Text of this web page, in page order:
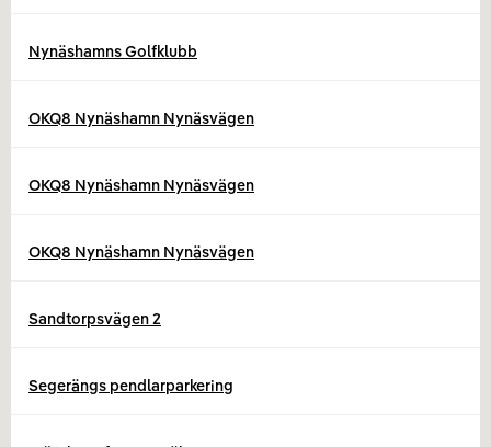
Nynäshamns Golfklubb
OKQ8 Nynäshamn Nynäsvägen
OKQ8 Nynäshamn Nynäsvägen
OKQ8 Nynäshamn Nynäsvägen
Sandtorpsvägen 2
Segerängs pendlarparkering